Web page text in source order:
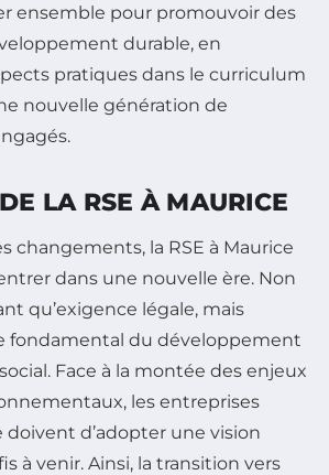
ensemble pour promouvoir des
durable, en
pratiques dans le curriculum
nouvelle génération de
LA RSE À MAURICE
changements, la RSE à Maurice
dans une nouvelle ère. Non
qu’exigence légale, mais
fondamental du développement
Face à la montée des enjeux
les entreprises
doivent d’adopter une vision
à venir. Ainsi, la transition vers